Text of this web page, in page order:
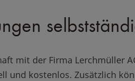
mit der Firma Lerchmüller
und kostenlos. Zusätzlich